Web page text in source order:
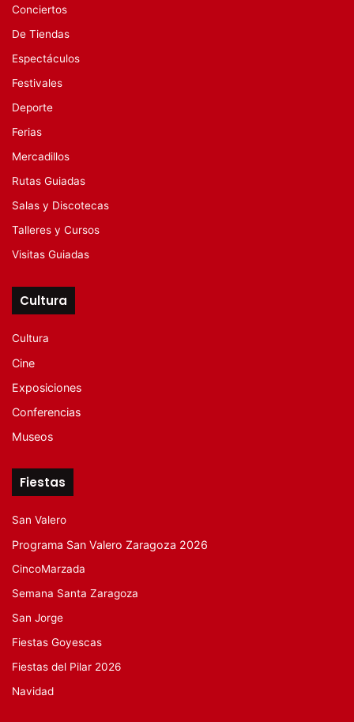
Conciertos
De Tiendas
Espectáculos
Festivales
Deporte
Ferias
Mercadillos
Rutas Guiadas
Salas y Discotecas
Talleres y Cursos
Visitas Guiadas
Cultura
Cultura
Cine
Exposiciones
Conferencias
Museos
Fiestas
San Valero
Programa San Valero Zaragoza 2026
CincoMarzada
Semana Santa Zaragoza
San Jorge
Fiestas Goyescas
Fiestas del Pilar 2026
Navidad